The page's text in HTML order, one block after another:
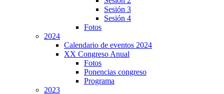
Sesión 3
Sesión 4
Fotos
2024
Calendario de eventos 2024
XX Congreso Anual
Fotos
Ponencias congreso
Programa
2023